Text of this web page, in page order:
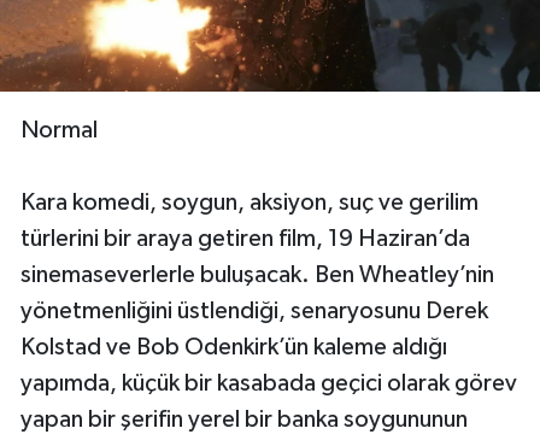
Normal
Kara komedi, soygun, aksiyon, suç ve gerilim
türlerini bir araya getiren film, 19 Haziran’da
sinemaseverlerle buluşacak. Ben Wheatley’nin
yönetmenliğini üstlendiği, senaryosunu Derek
Kolstad ve Bob Odenkirk’ün kaleme aldığı
yapımda, küçük bir kasabada geçici olarak görev
yapan bir şerifin yerel bir banka soygununun